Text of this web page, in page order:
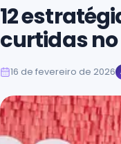
12
curtidas
16 de fevereiro de 2026